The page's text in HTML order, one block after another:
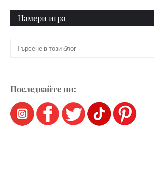
Намери игра
Последвайте ни: